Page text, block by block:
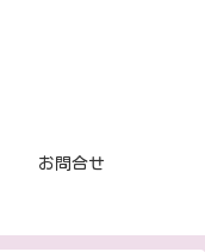
お問合せ